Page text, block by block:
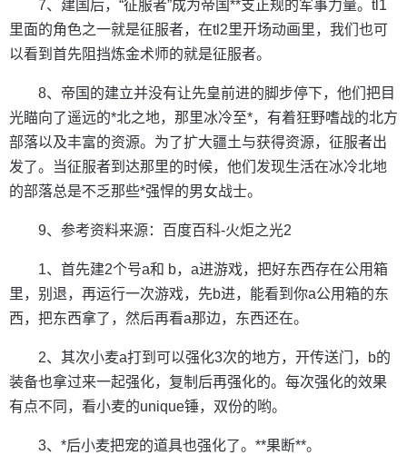
7、建国后，“征服者”成为帝国**支正规的军事力量。tl1
里面的角色之一就是征服者，在tl2里开场动画里，我们也可
以看到首先阻挡炼金术师的就是征服者。
8、帝国的建立并没有让先皇前进的脚步停下，他们把目
光瞄向了遥远的*北之地，那里冰冷至*，有着狂野嗜战的北方
部落以及丰富的资源。为了扩大疆土与获得资源，征服者出
发了。当征服者到达那里的时候，他们发现生活在冰冷北地
的部落总是不乏那些*强悍的男女战士。
9、参考资料来源：百度百科-火炬之光2
1、首先建2个号a和 b，a进游戏，把好东西存在公用箱
里，别退，再运行一次游戏，先b进，能看到你a公用箱的东
西，把东西拿了，然后再看a那边，东西还在。
2、其次小麦a打到可以强化3次的地方，开传送门，b的
装备也拿过来一起强化，复制后再强化的。每次强化的效果
有点不同，看小麦的unique锤，双份的哟。
3、*后小麦把宠的道具也强化了。**果断**。